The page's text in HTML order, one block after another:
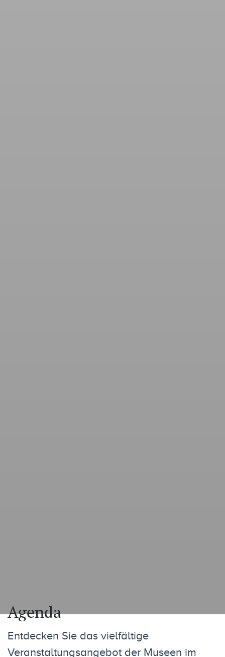
Agenda
Entdecken Sie das vielfältige
Veranstaltungsangebot der Museen im